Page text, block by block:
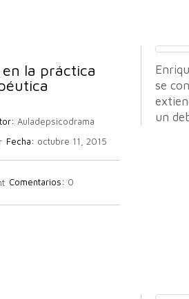
la práctica
Auladepsicodrama
Fecha: octubre 11, 2015
Comentarios: 0
se
un